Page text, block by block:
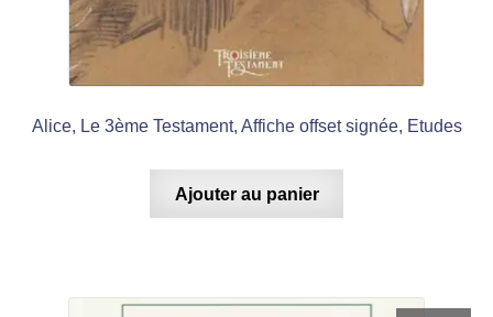
Alice, Le 3ème Testament, Affiche offset signée, Etudes
Ajouter au panier